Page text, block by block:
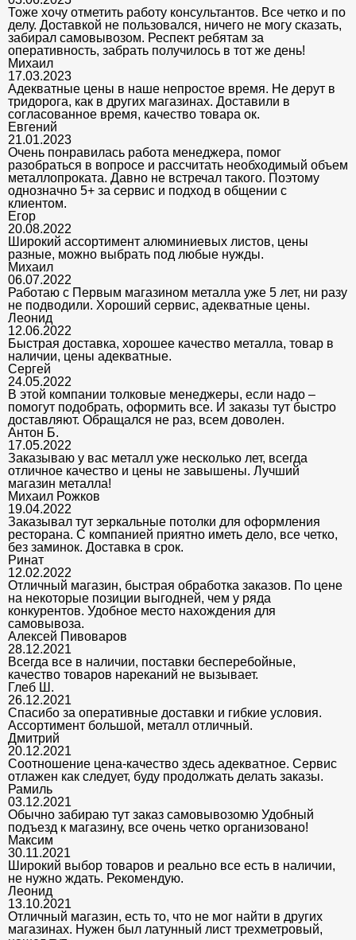
Тоже хочу отметить работу консультантов. Все четко и по
делу. Доставкой не пользовался, ничего не могу сказать,
забирал самовывозом. Респект ребятам за
оперативность, забрать получилось в тот же день!
Михаил
17.03.2023
Адекватные цены в наше непростое время. Не дерут в
тридорога, как в других магазинах. Доставили в
согласованное время, качество товара ок.
Евгений
21.01.2023
Очень понравилась работа менеджера, помог
разобраться в вопросе и рассчитать необходимый объем
металлопроката. Давно не встречал такого. Поэтому
однозначно 5+ за сервис и подход в общении с
клиентом.
Егор
20.08.2022
Широкий ассортимент алюминиевых листов, цены
разные, можно выбрать под любые нужды.
Михаил
06.07.2022
Работаю с Первым магазином металла уже 5 лет, ни разу
не подводили. Хороший сервис, адекватные цены.
Леонид
12.06.2022
Быстрая доставка, хорошее качество металла, товар в
наличии, цены адекватные.
Сергей
24.05.2022
В этой компании толковые менеджеры, если надо –
помогут подобрать, оформить все. И заказы тут быстро
доставляют. Обращался не раз, всем доволен.
Антон Б.
17.05.2022
Заказываю у вас металл уже несколько лет, всегда
отличное качество и цены не завышены. Лучший
магазин металла!
Михаил Рожков
19.04.2022
Заказывал тут зеркальные потолки для оформления
ресторана. С компанией приятно иметь дело, все четко,
без заминок. Доставка в срок.
Ринат
12.02.2022
Отличный магазин, быстрая обработка заказов. По цене
на некоторые позиции выгодней, чем у ряда
конкурентов. Удобное место нахождения для
самовывоза.
Алексей Пивоваров
28.12.2021
Всегда все в наличии, поставки бесперебойные,
качество товаров нареканий не вызывает.
Глеб Ш.
26.12.2021
Спасибо за оперативные доставки и гибкие условия.
Ассортимент большой, металл отличный.
Дмитрий
20.12.2021
Соотношение цена-качество здесь адекватное. Сервис
отлажен как следует, буду продолжать делать заказы.
Рамиль
03.12.2021
Обычно забираю тут заказ самовывозомю Удобный
подъезд к магазину, все очень четко организовано!
Максим
30.11.2021
Широкий выбор товаров и реально все есть в наличии,
не нужно ждать. Рекомендую.
Леонид
13.10.2021
Отличный магазин, есть то, что не мог найти в других
магазинах. Нужен был латунный лист трехметровый,